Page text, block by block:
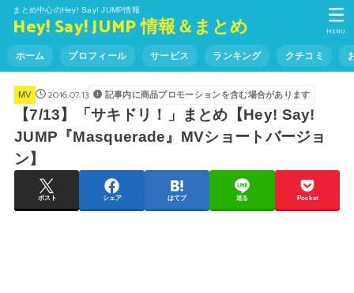
まとめ中心のHey! Say! JUMP情報
Hey! Say! JUMP 情報＆まとめ
ホーム プロフィール サービス ランキング クチコミ
MENU
MV 2016.07.13 記事内に商品プロモーションを含む場合があります
【7/13】「サキドリ！」まとめ【Hey! Say!
JUMP『Masquerade』MVショートバージョ
ン】
ポスト シェア はてブ 送る Pocket